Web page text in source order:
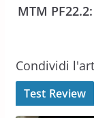
MTM
Condividi
Test Review